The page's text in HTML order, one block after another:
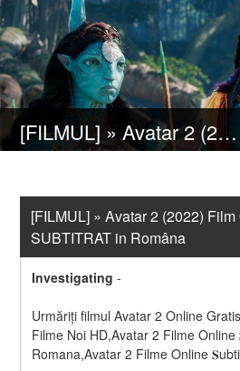
[FILMUL] » Avatar 2 (2022) Film Online SUBTITRAT in Româna
[FILMUL] » Avatar 2 (2022)
SUBTITRAT in Româna
Investigating -
Urmăriți filmul Avatar 2 Online
Filme Noi HD,Avatar 2 Filme
Romana,Avatar 2 Filme Online